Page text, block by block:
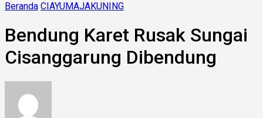
Beranda CIAYUMAJAKUNING
Bendung Karet Rusak Sungai
Cisanggarung Dibendung